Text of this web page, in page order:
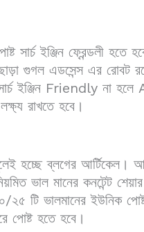
সার্চ ইঞ্জিন ফ্রেন্ডলী
গুগল এডসেন্স এর রোবট
ইঞ্জিন Friendly না
রাখতে হবে।
হচ্ছে ব্লগের
ভাল মানের কনটেন্ট
২৫ টি ভালমানের ইউনিক
হতে হবে।